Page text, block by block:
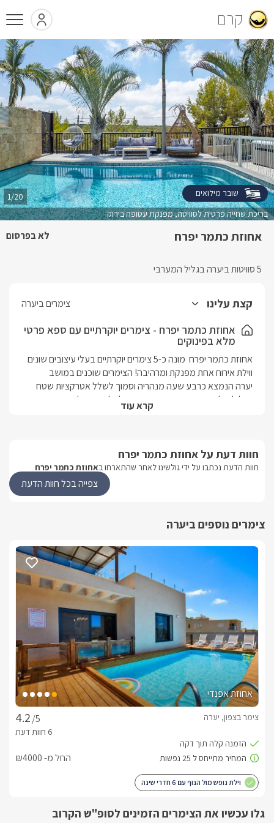
קרם
אחוזת כתמר יפרח
5 סוויטות ביערה בגליל המערבי
לא בפרסום
בריכת שחייה פרטית לסוויטה, מפנקת עטופה בירוק
1/20 שובר מילואים
קצת עלינו צימרים ביערה
אחוזת כתמר יפרח - צימרים יוקרתיים עם ספא פרטי
מלא בפינוקים
הסוויטות(והוילה) באחוזת כתמר יפרח שונות בעיצובן ובאבזורן, כל
YES, ג'קוזי גדול ומפנק בחדר, מטבחון מאובזר, מכונת אספרסו
משוכללת ובריכה מחוממת פרטית.
בחורף
כל יחידה מציעה לאורחיה פינוק חורפי מושלם בבריכה פרטית
ספא שווים במיוחד, דוגמת ג'קוזי ספא, ג'קוזי זוגי בחדר וסאונה
יבשה.
דגשים על מקום האירוח
שוקולדים ועוגיות.בחדרי הרחצה תמצאו חלוקי רחצה רכים, מגבות
המלח. תוספת תשלוםבתיאום מראש תוכלו לקבל ארוחת בוקר
קרא עוד
חוות דעת על אחוזת כתמר יפרח
חוות הדעת נכתבו על ידי גולשינו לאחר שהתארחו באחוזת כתמר יפרח
צפייה בכל חוות הדעת
צימרים נוספים ביערה
אחוזת אפנדי
/5
צימר בצפון, יערה
החל מ- ₪4000
וילת נופש מול הנוף עם 6 חדרי שינה
גלו עכשיו את הצימרים הזמינים לסופ"ש הקרוב